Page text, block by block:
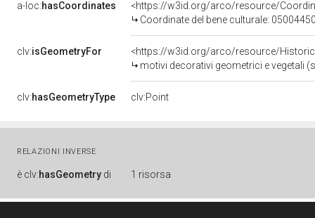
a-loc:hasCoordinates
<https://w3id.org/arco/resource/
Coordinate del bene culturale:
clv:isGeometryFor
<https://w3id.org/arco/resource/
motivi decorativi geometrici e vegetali
clv:hasGeometryType clv:Point
RELAZIONI INVERSE
è clv:hasGeometry di 1 risorsa